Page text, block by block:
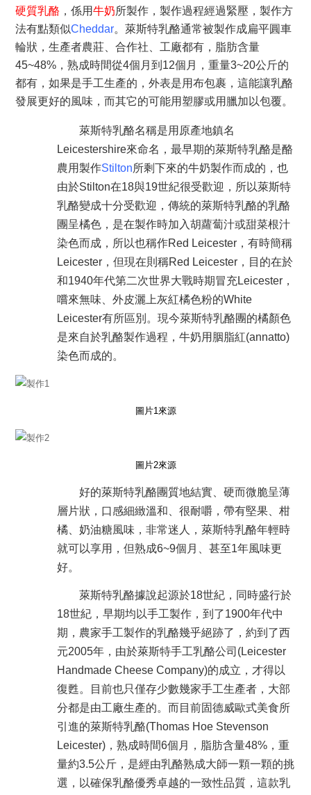
硬質乳酪 ，係用牛奶所製作，製作過程經過緊壓，製作方
法有點類似Cheddar。萊斯特乳酪通常被製作成扁平圓車
輪狀，生產者農莊、合作社、工廠都有，脂肪含量
45~48% ，熟成時間從4個月到12個月，重量3~20公斤的
都有，如果是手工生產的，外表是用布包裹，這能讓乳酪
發展更好的風味，而其它的可能用塑膠或用臘加以包覆。
萊斯特乳酪名稱是用原產地鎮名
Leicestershire來命名，最早期的萊斯特乳酪是酪
農用製作Stilton所剩下來的牛奶製作而成的，也
由於Stilton在18與19世紀很受歡迎，所以萊斯特
乳酪變成十分受歡迎，傳統的萊斯特乳酪的乳酪
團呈橘色，是在製作時加入胡蘿蔔汁或甜菜根汁
染色而成，所以也稱作Red Leicester，有時簡稱
Leicester，但現在則稱Red Leicester，目的在於
和1940年代第二次世界大戰時期冒充Leicester，
嚐來無味、外皮灑上灰紅橘色粉的White
Leicester有所區別。現今萊斯特乳酪團的橘顏色
是來自於乳酪製作過程，牛奶用胭脂紅(annatto)
染色而成的。
圖片1來源
圖片2來源
好的萊斯特乳酪團質地結實、硬而微脆呈薄
層片狀，口感細緻溫和、很耐嚼，帶有堅果、柑
橘、奶油糖風味，非常迷人
，萊斯特乳酪年輕時
就可以享用，但熟成6~9個月、甚至1年風味更
好。
萊斯特乳酪據說起源於18世紀，同時盛行於
18世紀，早期均以手工製作，到了1900年代中
期，農家手工製作的乳酪幾乎絕跡了，約到了西
元2005年，由於萊斯特手工乳酪公司(Leicester
Handmade Cheese Company)的成立，才得以
復甦。目前也只僅存少數幾家手工生產者，大部
分都是由工廠生產的。而目前固德威歐式美食所
引進的萊斯特乳酪(Thomas Hoe Stevenson
Leicester)，熟成時間6個月， 脂肪含量48% ，重
量約3.5公斤， 是經由乳酪熟成大師一顆一顆的挑
選，以確保乳酪優秀卓越的一致性品質，這款乳